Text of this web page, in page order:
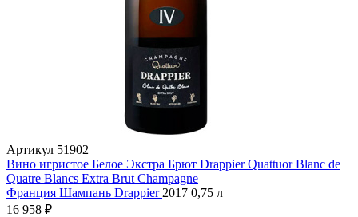
Артикул 51902
Вино игристое Белое Экстра Брют Drappier Quattuor Blanc de
Quatre Blancs Extra Brut Champagne
Франция Шампань Drappier 2017 0,75 л
16 958 ₽